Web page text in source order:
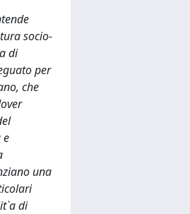
socio-
di
per
che
e
una
di